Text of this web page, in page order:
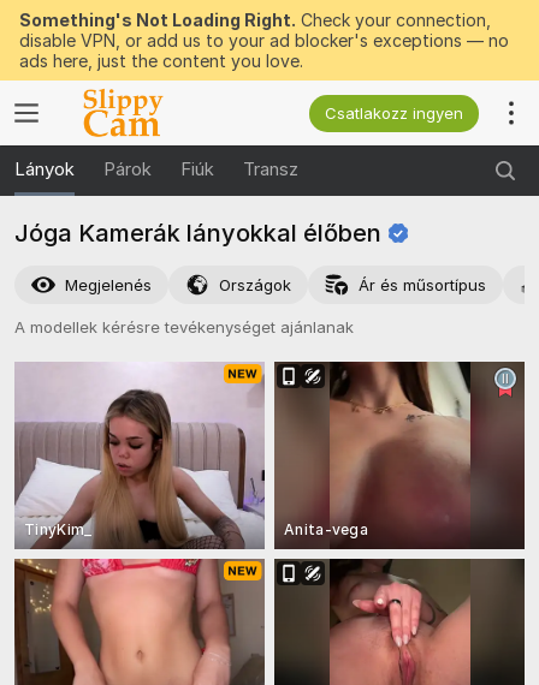
Something's Not Loading Right. Check your connection,
disable VPN, or add us to your ad blocker's exceptions — no
ads here, just the content you love.
Csatlakozz ingyen
Lányok Párok Fiúk Transz
Jóga Kamerák lányokkal élőben
Megjelenés Országok Ár és műsortípus
A modellek kérésre tevékenységet ajánlanak
TinyKim_ Anita-vega